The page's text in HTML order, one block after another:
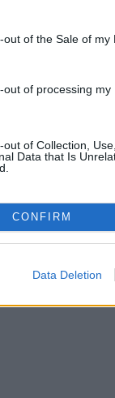
of the Sale of my
out of processing
out of Collection,
Data that Is
CONFIRM
Data Deletion